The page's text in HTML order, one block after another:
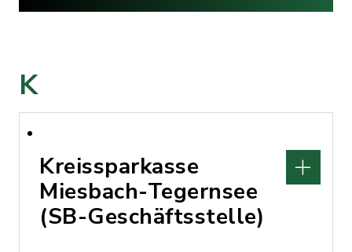
K
Kreissparkasse
Miesbach-Tegernsee
(SB-Geschäftsstelle)